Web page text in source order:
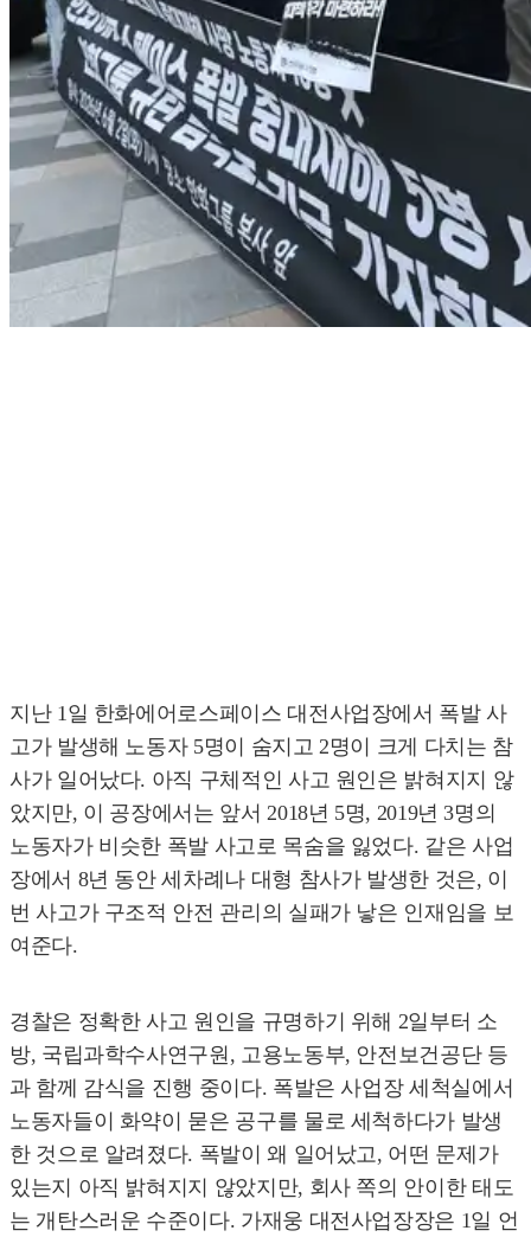
지난 1일 한화에어로스페이스 대전사업장에서 폭발 사
고가 발생해 노동자 5명이 숨지고 2명이 크게 다치는 참
사가 일어났다. 아직 구체적인 사고 원인은 밝혀지지 않
았지만, 이 공장에서는 앞서 2018년 5명, 2019년 3명의
노동자가 비슷한 폭발 사고로 목숨을 잃었다. 같은 사업
장에서 8년 동안 세차례나 대형 참사가 발생한 것은, 이
번 사고가 구조적 안전 관리의 실패가 낳은 인재임을 보
여준다.
경찰은 정확한 사고 원인을 규명하기 위해 2일부터 소
방, 국립과학수사연구원, 고용노동부, 안전보건공단 등
과 함께 감식을 진행 중이다. 폭발은 사업장 세척실에서
노동자들이 화약이 묻은 공구를 물로 세척하다가 발생
한 것으로 알려졌다. 폭발이 왜 일어났고, 어떤 문제가
있는지 아직 밝혀지지 않았지만, 회사 쪽의 안이한 태도
는 개탄스러운 수준이다. 가재웅 대전사업장장은 1일 언